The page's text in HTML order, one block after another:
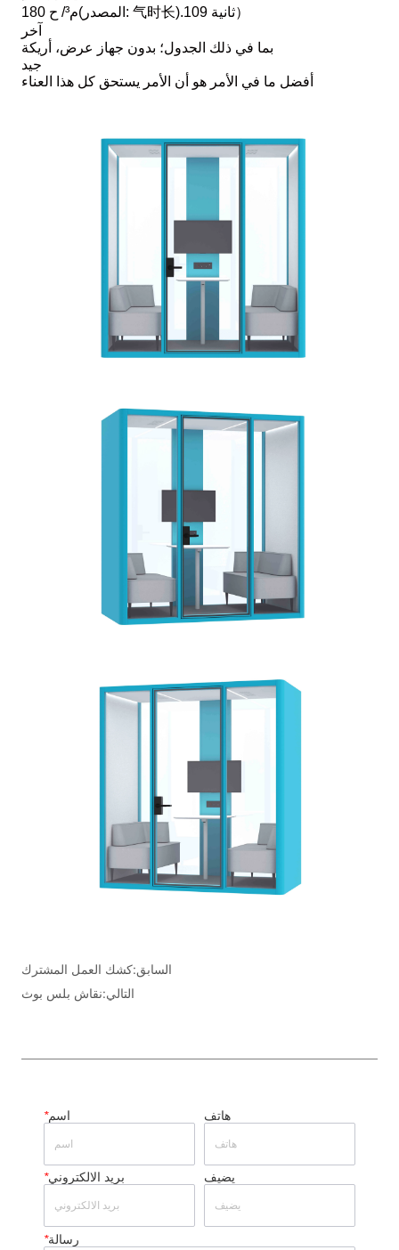
السابق:كشك العمل المشترك
التالي:نقاش بلس بوث
*اسم هاتف
*بريد الالكتروني يضيف
*رسالة